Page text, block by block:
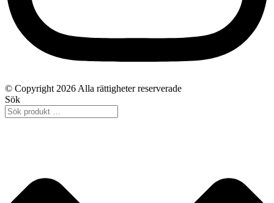
© Copyright 2026 Alla rättigheter reserverade
Sök